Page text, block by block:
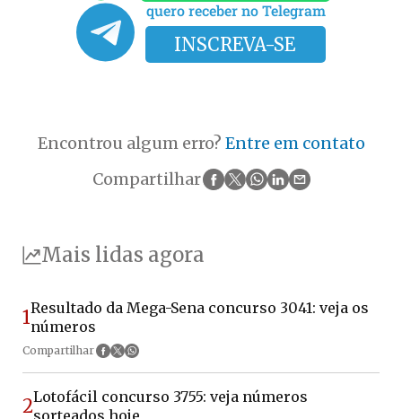
quero receber no Telegram
INSCREVA-SE
Encontrou algum erro? Entre em contato
Compartilhar
Mais lidas agora
1Resultado da Mega-Sena concurso 3041: veja os
números
Compartilhar
2Lotofácil concurso 3755: veja números
sorteados hoje